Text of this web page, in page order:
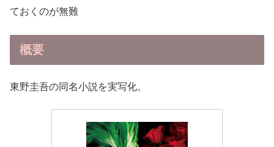
ておくのが無難
概要
東野圭吾の同名小説を実写化。